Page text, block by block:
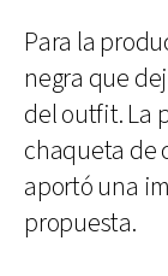
Para la
negra que
del outfit. La
chaqueta de
aportó una
propuesta.